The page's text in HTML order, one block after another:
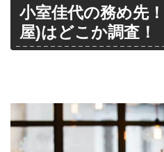
小室佳代の務め先
屋)はどこか調査！